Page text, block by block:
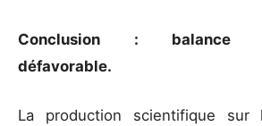
Conclusion : balance
défavorable.
La production scientifique sur